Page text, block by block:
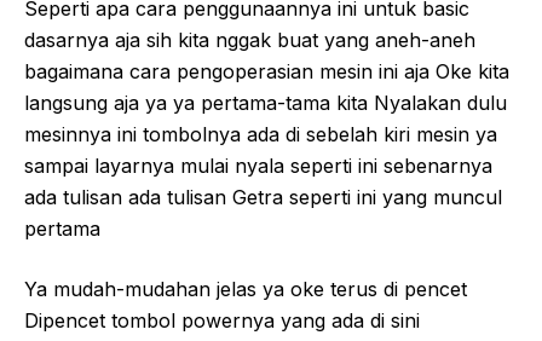
Seperti apa cara penggunaannya ini untuk basic
dasarnya aja sih kita nggak buat yang aneh-aneh
bagaimana cara pengoperasian mesin ini aja Oke kita
langsung aja ya ya pertama-tama kita Nyalakan dulu
mesinnya ini tombolnya ada di sebelah kiri mesin ya
sampai layarnya mulai nyala seperti ini sebenarnya
ada tulisan ada tulisan Getra seperti ini yang muncul
pertama
Ya mudah-mudahan jelas ya oke terus di pencet
Dipencet tombol powernya yang ada di sini